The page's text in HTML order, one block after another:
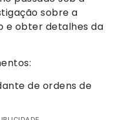
sobre a
e obter detalhes da
de ordens de